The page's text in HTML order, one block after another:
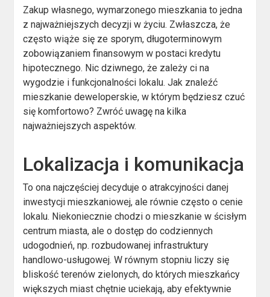
Zakup własnego, wymarzonego mieszkania to jedna
z najważniejszych decyzji w życiu. Zwłaszcza, że
często wiąże się ze sporym, długoterminowym
zobowiązaniem finansowym w postaci kredytu
hipotecznego. Nic dziwnego, że zależy ci na
wygodzie i funkcjonalności lokalu. Jak znaleźć
mieszkanie deweloperskie, w którym będziesz czuć
się komfortowo? Zwróć uwagę na kilka
najważniejszych aspektów.
Lokalizacja i komunikacja
To ona najczęściej decyduje o atrakcyjności danej
inwestycji mieszkaniowej, ale równie często o cenie
lokalu. Niekoniecznie chodzi o mieszkanie w ścisłym
centrum miasta, ale o dostęp do codziennych
udogodnień, np. rozbudowanej infrastruktury
handlowo-usługowej. W równym stopniu liczy się
bliskość terenów zielonych, do których mieszkańcy
większych miast chętnie uciekają, aby efektywnie